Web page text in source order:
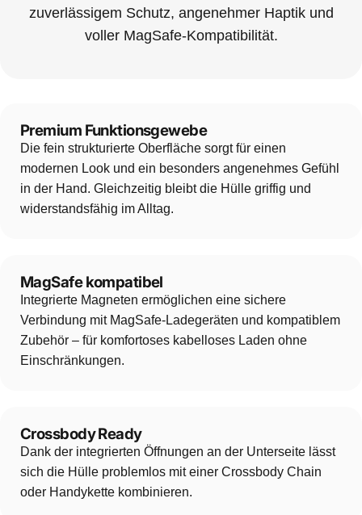
zuverlässigem Schutz, angenehmer Haptik und
voller MagSafe-Kompatibilität.
Premium Funktionsgewebe
Die fein strukturierte Oberfläche sorgt für einen
modernen Look und ein besonders angenehmes Gefühl
in der Hand. Gleichzeitig bleibt die Hülle griffig und
widerstandsfähig im Alltag.
MagSafe kompatibel
Integrierte Magneten ermöglichen eine sichere
Verbindung mit MagSafe-Ladegeräten und kompatiblem
Zubehör – für komfortoses kabelloses Laden ohne
Einschränkungen.
Crossbody Ready
Dank der integrierten Öffnungen an der Unterseite lässt
sich die Hülle problemlos mit einer Crossbody Chain
oder Handykette kombinieren.